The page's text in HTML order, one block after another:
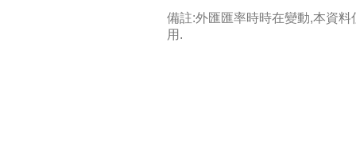
備註:外匯匯率時時在變動,本資
用.